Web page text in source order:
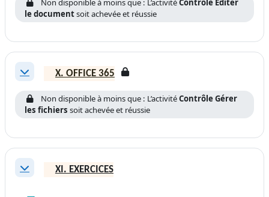
Non disponible à moins que : L’activitéContrôle Editer
le documentsoit achevée et réussie
Replier X. OFFICE 365
Non disponible à moins que : L’activitéContrôle Gérer
les fichiers soit achevée et réussie
Replier XI. EXERCICES